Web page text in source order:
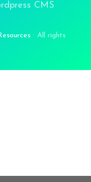
CMS
· All rights